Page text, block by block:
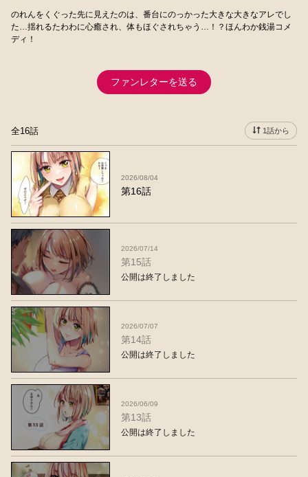
のれんをくぐった先に見えたのは、番台にのっかった大きな大きなアレでし
た…揺れるたわわに心癒され、体もほぐされちゃう…！？ほんわか銭湯コメ
ディ！
ファンレターを送る
全16話 1話から
2026/08/04
第16話
2026/07/14
第15話
公開は終了しました
2026/07/07
第14話
公開は終了しました
2026/06/09
第13話
公開は終了しました